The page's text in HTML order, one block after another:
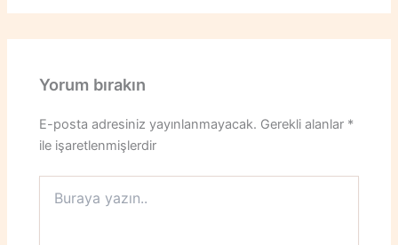
Yorum bırakın
E-posta adresiniz yayınlanmayacak. Gerekli alanlar *
ile işaretlenmişlerdir
yazın..